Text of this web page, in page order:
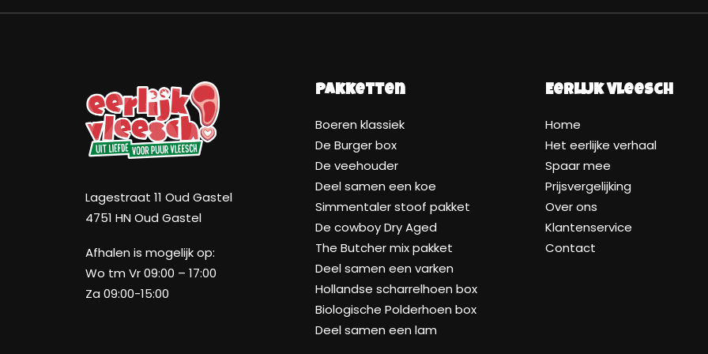
Lagestraat 11 Oud Gastel
4751 HN Oud Gastel
Afhalen is mogelijk op:
Wo tm Vr 09:00 – 17:00
Za 09:00-15:00
Pakketten
Boeren klassiek
De Burger box
De veehouder
Deel samen een koe
Simmentaler stoof pakket
De cowboy Dry Aged
The Butcher mix pakket
Deel samen een varken
Hollandse scharrelhoen box
Biologische Polderhoen box
Deel samen een lam
Eerlijk Vleesch
Home
Het eerlijke verhaal
Spaar mee
Prijsvergelijking
Over ons
Klantenservice
Contact